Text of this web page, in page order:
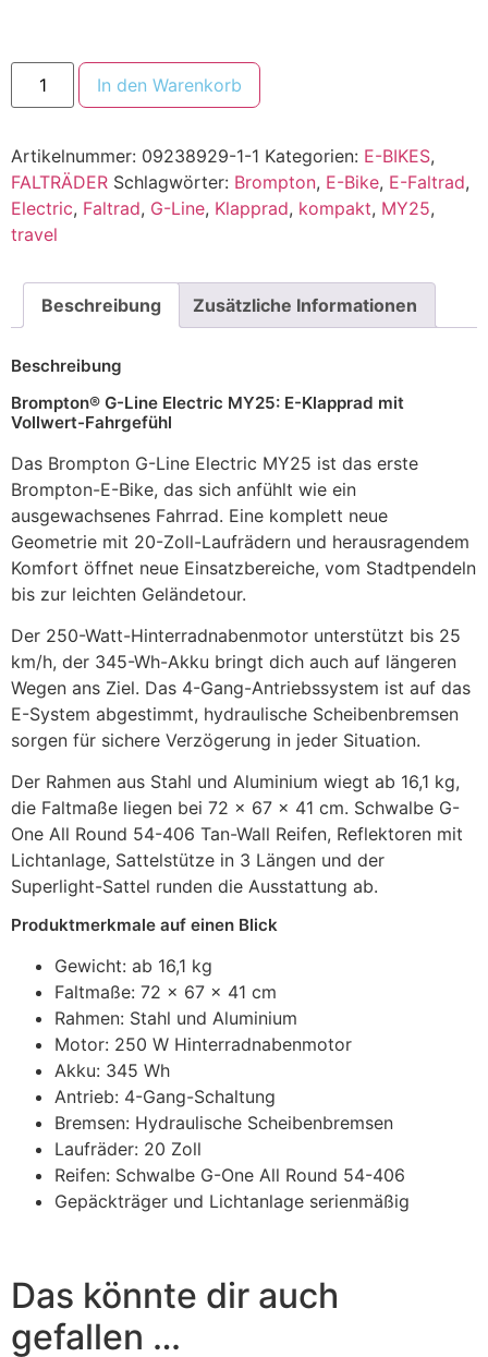
In den Warenkorb
Artikelnummer: 09238929-1-1 Kategorien: E-BIKES,
FALTRÄDER Schlagwörter: Brompton, E-Bike, E-Faltrad,
Electric, Faltrad, G-Line, Klapprad, kompakt, MY25,
travel
Beschreibung Zusätzliche Informationen
Beschreibung
Brompton® G-Line Electric MY25: E-Klapprad mit
Vollwert-Fahrgefühl
Das Brompton G-Line Electric MY25 ist das erste
Brompton-E-Bike, das sich anfühlt wie ein
ausgewachsenes Fahrrad. Eine komplett neue
Geometrie mit 20-Zoll-Laufrädern und herausragendem
Komfort öffnet neue Einsatzbereiche, vom Stadtpendeln
bis zur leichten Geländetour.
Der 250-Watt-Hinterradnabenmotor unterstützt bis 25
km/h, der 345-Wh-Akku bringt dich auch auf längeren
Wegen ans Ziel. Das 4-Gang-Antriebssystem ist auf das
E-System abgestimmt, hydraulische Scheibenbremsen
sorgen für sichere Verzögerung in jeder Situation.
Der Rahmen aus Stahl und Aluminium wiegt ab 16,1 kg,
die Faltmaße liegen bei 72 x 67 x 41 cm. Schwalbe G-
One All Round 54-406 Tan-Wall Reifen, Reflektoren mit
Lichtanlage, Sattelstütze in 3 Längen und der
Superlight-Sattel runden die Ausstattung ab.
Produktmerkmale auf einen Blick
Gewicht: ab 16,1 kg
Faltmaße: 72 x 67 x 41 cm
Rahmen: Stahl und Aluminium
Motor: 250 W Hinterradnabenmotor
Akku: 345 Wh
Antrieb: 4-Gang-Schaltung
Bremsen: Hydraulische Scheibenbremsen
Laufräder: 20 Zoll
Reifen: Schwalbe G-One All Round 54-406
Gepäckträger und Lichtanlage serienmäßig
Das könnte dir auch
gefallen …